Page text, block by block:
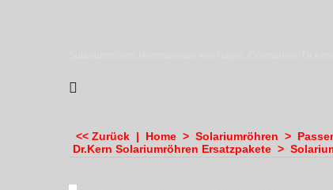
<< Zurück | Home > Solariumröhren >
Dr.Kern Solariumröhren Ersatzpakete >